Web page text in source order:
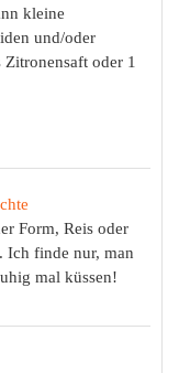
kleine
und/oder
oder 1
Form, Reis oder
Ich finde nur, man
mal küssen!